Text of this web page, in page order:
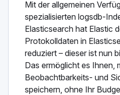
Mit der allgemeinen
spezialisierten logsdb-
Elasticsearch hat Elastic
Protokolldaten in
reduziert – dieser ist nun
Das ermöglicht es Ihnen,
Beobachtbarkeits- und
speichern, ohne Ihr